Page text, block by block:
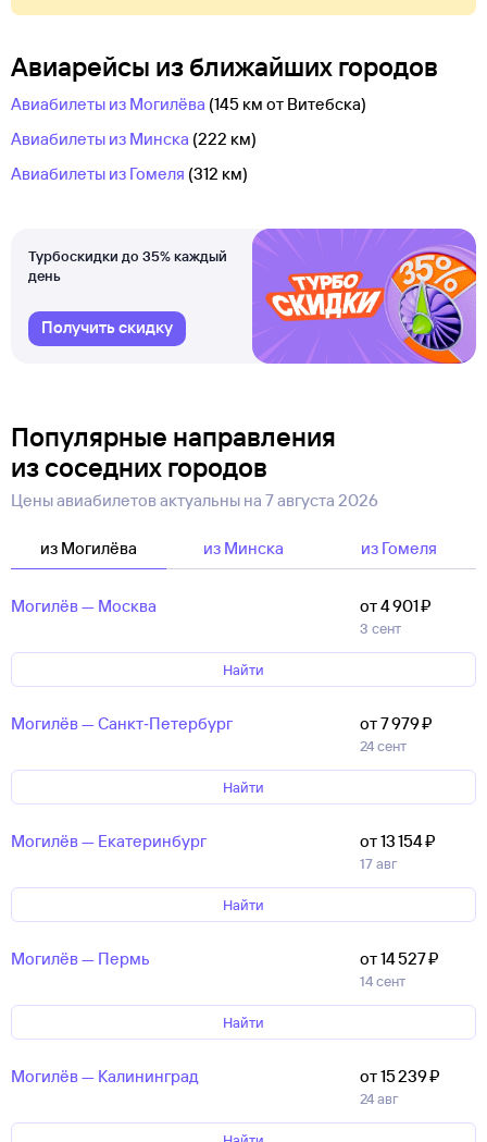
Авиарейсы из ближайших городов
Авиабилеты из Могилёва (145 км от Витебска)
Авиабилеты из Минска (222 км)
Авиабилеты из Гомеля (312 км)
Турбоскидки до 35% каждый
день
Получить скидку
Популярные направления
из соседних городов
Цены авиабилетов актуальны на 7 августа 2026
из Могилёва из Минска из Гомеля
Могилёв — Москва от 4 ⁠901 ⁠₽
3 сент
Найти
Могилёв — Санкт‑Петербург от 7 ⁠979 ⁠₽
24 сент
Найти
Могилёв — Екатеринбург от 13 ⁠154 ⁠₽
17 авг
Найти
Могилёв — Пермь от 14 ⁠527 ⁠₽
14 сент
Найти
Могилёв — Калининград от 15 ⁠239 ⁠₽
24 авг